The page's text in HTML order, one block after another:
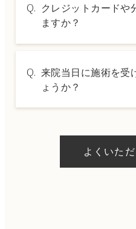
は料金表ページをご確
セリングでご案内いた
Q. クレジットカードや
ますか？
した分割払いも可能で
フにお問い合わせくだ
Q. 来院当日に施術を受
ょうか？
ただける施術もござい
希望の場合は、ご予約
よくいた